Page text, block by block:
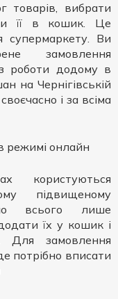
товарів, вибрати
її в кошик. Це
супермаркету. Ви
замовлення
роботи додому в
на Чернігівській
і за всіма
режимі онлайн
користуються
підвищеному
всього лише
їх у кошик і
Для замовлення
потрібно вписати